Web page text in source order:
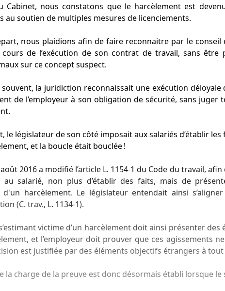
Cabinet, nous constatons que le harcèlement est
au soutien de multiples mesures de licenciements.
nous plaidions afin de faire reconnaitre par le conseil
de l’exécution de son contrat de travail, sans être
sur ce concept suspect.
la juridiction reconnaissait une exécution
de l’employeur à son obligation de sécurité, sans
le législateur de son côté imposait aux salariés d’établir
et la boucle était bouclée !
2016 a modifié l’article L. 1154-1 du Code du travail,
au salarié, non plus d’établir des faits, mais de
d'un harcèlement. Le législateur entendait ainsi
(C. trav., L. 1134-1).
victime d’un harcèlement doit ainsi présenter
et l’employeur doit prouver que ces agissements
est justifiée par des éléments objectifs étrangers à
la charge de la preuve est donc désormais établi lorsque